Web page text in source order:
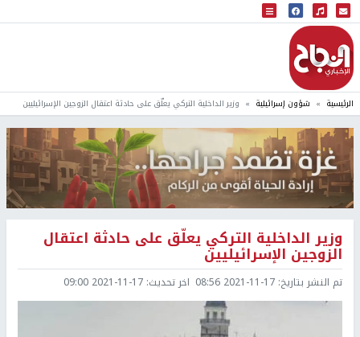
البث المباشر
إذاعة النجاح
الرئيسية شؤون إسرائيلية وزير الداخلية التركي يعلّق على حادثة اعتقال الزوجين الإسرائيليين
وزير الداخلية التركي يعلّق على حادثة اعتقال
الزوجين الإسرائيليين
تم النشر بتاريخ: 2021-11-17 08:56 اخر تحديث: 2021-11-17 09:00